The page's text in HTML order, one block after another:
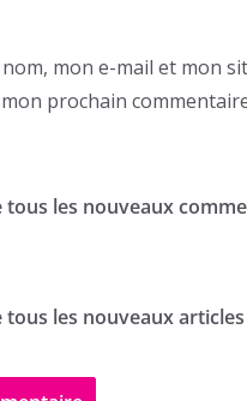
mon e-mail et mon
prochain
tous les nouveaux
tous les nouveaux